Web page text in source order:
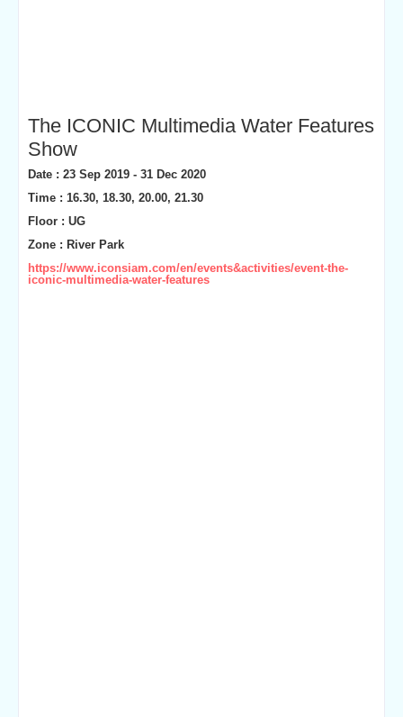
The ICONIC Multimedia Water Features
Show
Date : 23 Sep 2019 - 31 Dec 2020
Time : 16.30, 18.30, 20.00, 21.30
Floor : UG
Zone : River Park
https://www.iconsiam.com/en/events&activities/event-the-
iconic-multimedia-water-features